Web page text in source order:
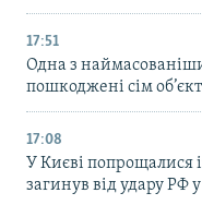
17:51
Одна з
пошкоджені сім
17:08
У Києві попрощалися
загинув від удару РФ